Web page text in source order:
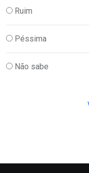
Ruim
Péssima
Não sabe